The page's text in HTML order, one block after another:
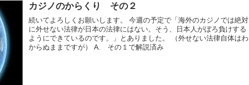
カジノのからくり その２
続いてよろしくお願いします。 今週の予定で「海外のカジノでは絶対
に外せない法律が日本の法律にはない。そう、日本人がぼろ負けする
ようにできているのです。」とありました。 （外せない法律自体はわ
からぬままですが） A. その１で解説済み